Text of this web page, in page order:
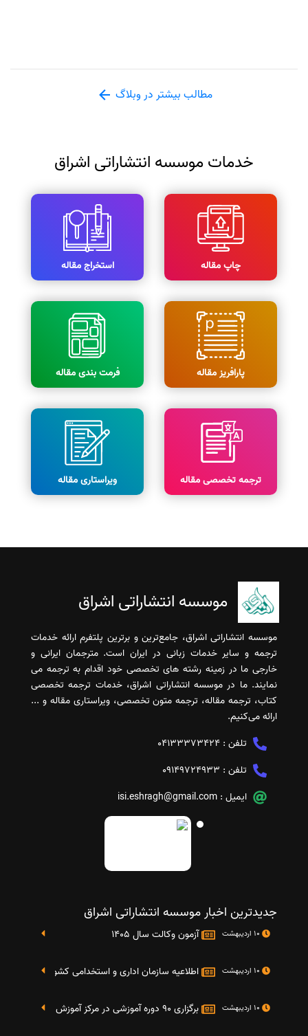
مطالب بیشتر در وبلاگ
خدمات موسسه انتشاراتی اشراق
چاپ مقاله استخراج مقاله
پارافریز مقاله فرمت بندی مقاله
ترجمه تخصصی مقاله ویراستاری مقاله
موسسه انتشاراتی اشراق
موسسه انتشاراتی اشراق، جامع‌ترین و برترین پلتفرم ارائه خدمات
ترجمه و سایر خدمات زبانی در ایران است. مترجمان ایرانی و
خارجی ما در زمینه رشته های تخصصی خود اقدام به ترجمه می
نمایند. ما در موسسه انتشاراتی اشراق، خدمات ترجمه تخصصی
کتاب، ترجمه مقاله، ترجمه متون تخصصی، ویراستاری مقاله و ...
ارائه می‌کنیم.
تلفن : 04133373424
تلفن : 09149724933
ایمیل : isi.eshragh@gmail.com
جدیدترین اخبار موسسه انتشاراتی اشراق
آزمون وکالت سال 1405
اطلاعیه سازمان اداری و استخدامی کشور در خصوص
برگزاری 90 دوره آموزشی در مرکز آموزش فرهنگی دانشگاه علامه